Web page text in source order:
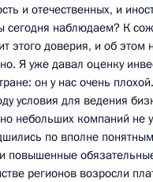
и отечественных, и
сегодня наблюдаем? К
этого доверия, и об этом
Я уже давал оценку
он у нас очень
условия для ведения
небольших компаний не
по вполне
повышенные
регионов возросли